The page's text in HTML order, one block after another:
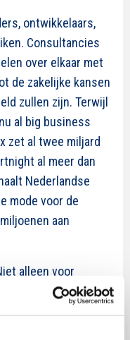
ontwikkelaars,
Consultancies
over elkaar met
de zakelijke kansen
zullen zijn. Terwijl
al big business
zet al twee miljard
al meer dan
Nederlandse
mode voor de
aan
alleen voor
ook voor b2b,